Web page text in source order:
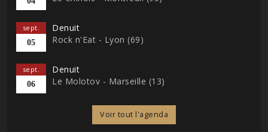
sept.
05
Denuit
Rock n'Eat - Lyon (69)
sept.
06
Denuit
Le Molotov - Marseille (13)
Voir tout l'agenda